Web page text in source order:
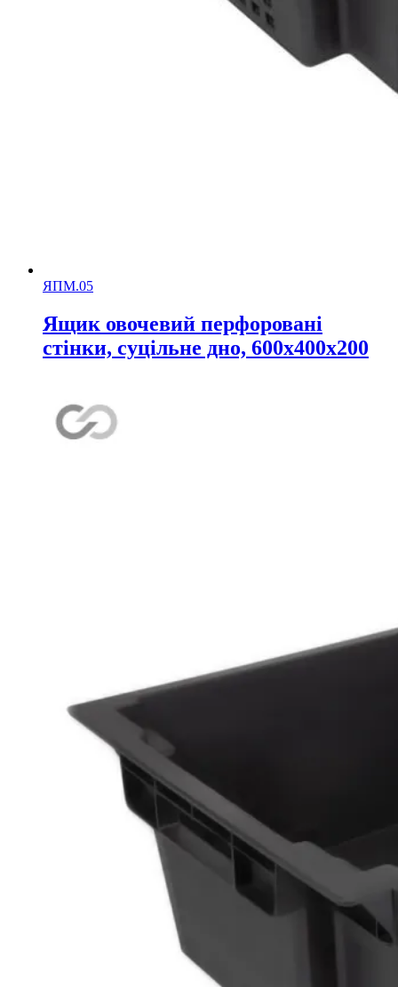
ЯПМ.05
Ящик овочевий перфоровані
стінки, суцільне дно, 600х400х200